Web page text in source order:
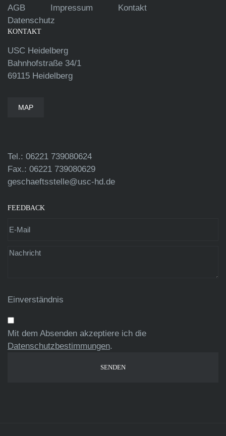
AGB Impressum
Kontakt
Datenschutz
KONTAKT
USC Heidelberg
Bahnhofstraße 34/1
69115 Heidelberg
MAP
Tel.: 06221 739080624
Fax.: 06221 739080629
geschaeftsstelle@usc-hd.de
FEEDBACK
Einverständnis
Mit dem Absenden akzeptiere ich die
Datenschutzbestimmungen.